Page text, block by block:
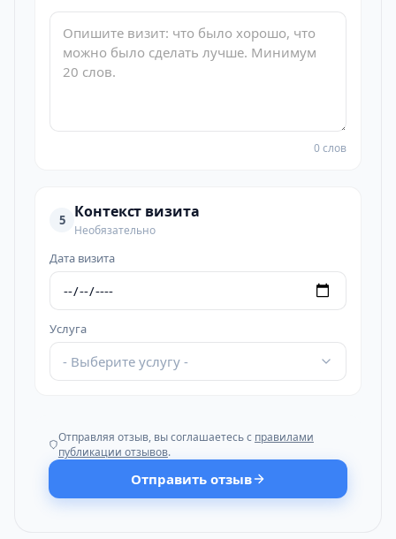
0 слов
5 Контекст визита
Необязательно
Дата визита
Услуга
- Выберите услугу -
Отправляя отзыв, вы соглашаетесь с правилами
публикации отзывов.
Отправить отзыв